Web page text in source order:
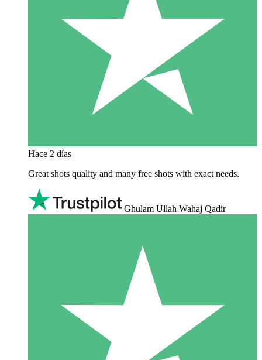
Hace 2 días
Great shots quality and many free shots with exact needs.
Ghulam Ullah Wahaj Qadir